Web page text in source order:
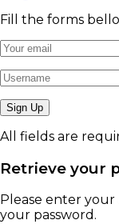
Fill the forms
All fields are
Retrieve your
Please enter
your password.